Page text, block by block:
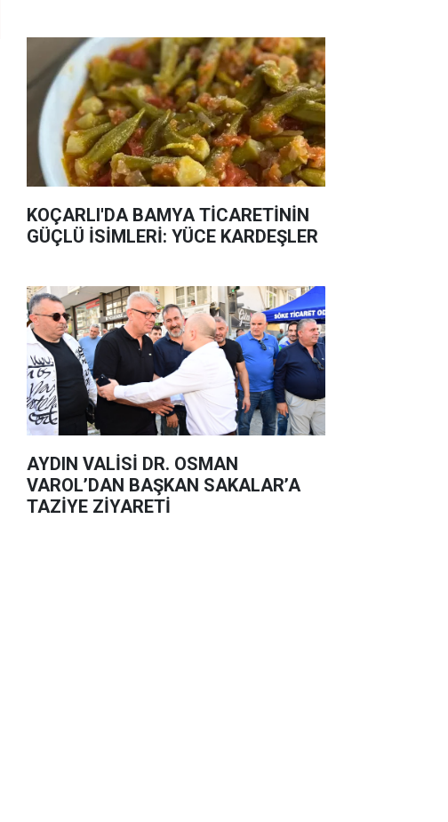
KOÇARLI'DA BAMYA TİCARETİNİN
GÜÇLÜ İSİMLERİ: YÜCE KARDEŞLER
AYDIN VALİSİ DR. OSMAN
VAROL’DAN BAŞKAN SAKALAR’A
TAZİYE ZİYARETİ